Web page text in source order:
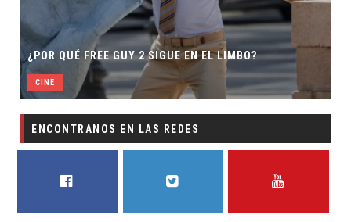
¿POR QUÉ FREE GUY 2 SIGUE EN EL LIMBO?
CINE
ENCONTRANOS EN LAS REDES